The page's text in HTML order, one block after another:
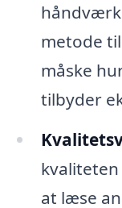
metode
måske
tilbyder
at læse